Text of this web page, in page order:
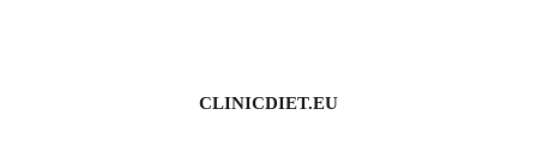
CLINICDIET.EU